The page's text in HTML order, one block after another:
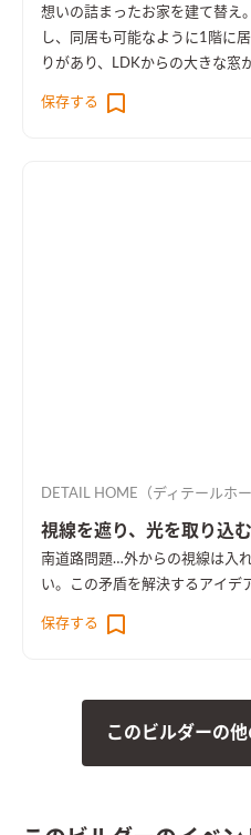
想いの詰まったお家を建て替え
し、同居も可能なように1階に
りがあり、LDKからの大きな窓
保存する
DETAIL HOME（ディテールホー
視線を遮り、光を取り込
南道路問題…外からの視線は入
い。この矛盾を解決するアイデ
保存する
このビルダーの